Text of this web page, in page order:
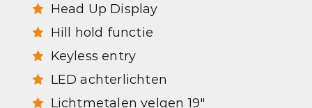
Head Up Display
Hill hold functie
Keyless entry
LED achterlichten
Lichtmetalen velgen 19"